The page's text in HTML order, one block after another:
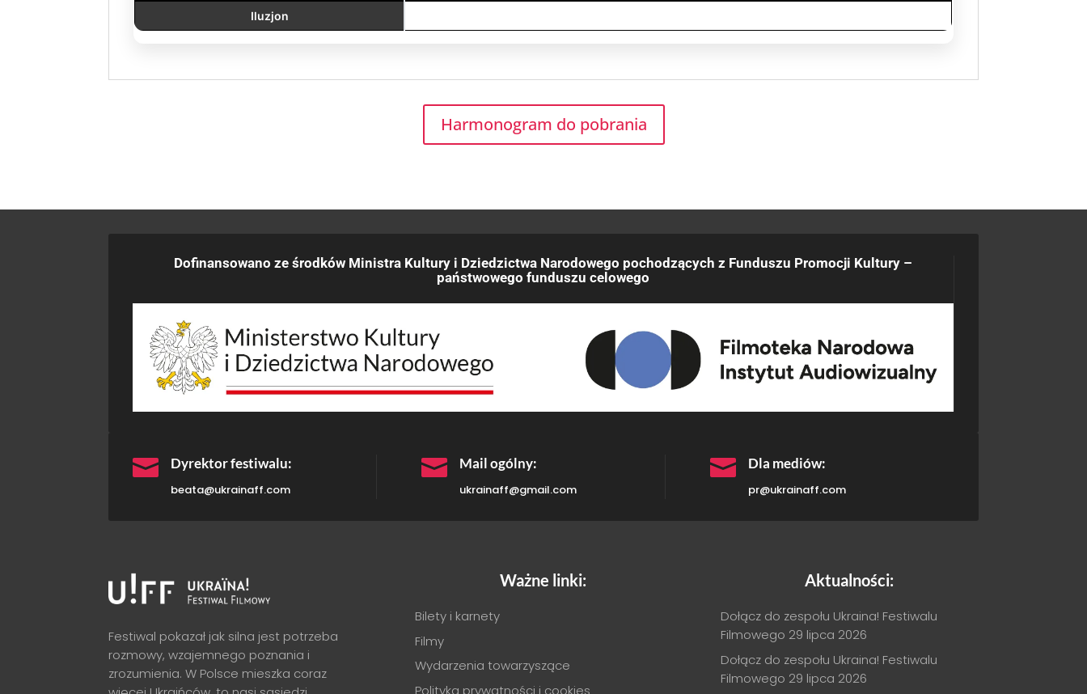
Iluzjon
Harmonogram do pobrania
Dofinansowano ze środków Ministra Kultury i Dziedzictwa Narodowego pochodzących z Funduszu Promocji Kultury –
państwowego funduszu celowego
 Dyrektor festiwalu:
beata@ukrainaff.com
 Mail ogólny:
ukrainaff@gmail.com
 Dla mediów:
pr@ukrainaff.com
Festiwal pokazał jak silna jest potrzeba
rozmowy, wzajemnego poznania i
zrozumienia. W Polsce mieszka coraz
Ważne linki:
Bilety i karnety
Filmy
Wydarzenia towarzyszące
Polityka prywatności i cookies
Aktualności:
Dołącz do zespołu Ukraina! Festiwalu
Filmowego 29 lipca 2026
Dołącz do zespołu Ukraina! Festiwalu
Filmowego 29 lipca 2026